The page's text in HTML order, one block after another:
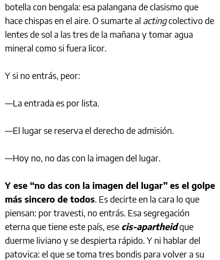
botella con bengala: esa palangana de clasismo que
hace chispas en el aire. O sumarte al actingcolectivo de
lentes de sol a las tres de la mañana y tomar agua
mineral como si fuera licor.
Y si no entrás, peor:
—La entrada es por lista.
—El lugar se reserva el derecho de admisión.
—Hoy no, no das con la imagen del lugar.
Y ese “no das con la imagen del lugar” es el golpe
más sincero de todos. Es decirte en la cara lo que
piensan: por travesti, no entrás. Esa segregación
eterna que tiene este país, ese cis-apartheidque
duerme liviano y se despierta rápido. Y ni hablar del
patovica: el que se toma tres bondis para volver a su